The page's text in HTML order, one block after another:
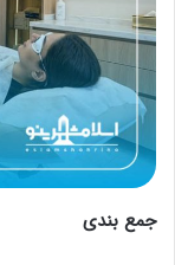
جمع بندی